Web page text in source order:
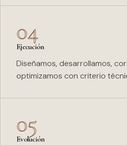
04
Ejecución
Diseñamos, desarrollamos,
optimizamos con criterio
05
Evolución